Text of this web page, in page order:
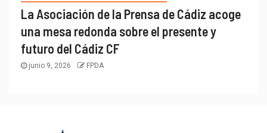
La Asociación de la Prensa de Cádiz acoge
una mesa redonda sobre el presente y
futuro del Cádiz CF
junio 9, 2026 FPDA